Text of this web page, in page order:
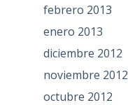
febrero 2013
enero 2013
diciembre 2012
noviembre 2012
octubre 2012